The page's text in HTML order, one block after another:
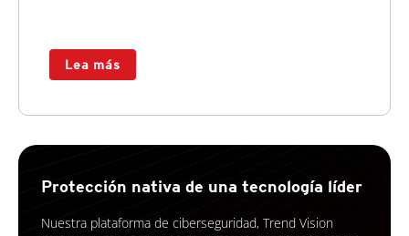
Lea más
Protección nativa de una tecnología líder
Nuestra plataforma de ciberseguridad, Trend Vision